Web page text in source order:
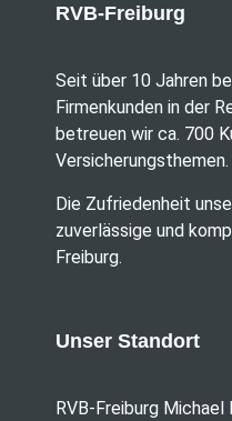
RVB-Freiburg
Seit über 10 Jahren
Firmenkunden in der
betreuen wir ca. 700
Versicherungsthemen.
Die Zufriedenheit
zuverlässige und
Freiburg.
Unser Standort
RVB-Freiburg Michael